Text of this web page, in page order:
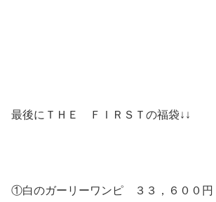
最後にＴＨＥ ＦＩＲＳＴの福袋↓↓
①白のガーリーワンピ ３３，６００円